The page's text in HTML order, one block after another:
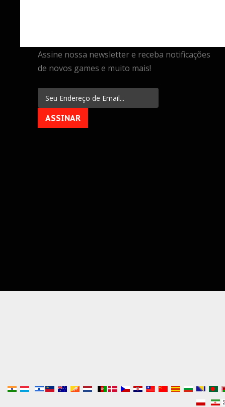
Assine nossa newsletter e receba notificações
de novos games e muito mais!
ASSINAR